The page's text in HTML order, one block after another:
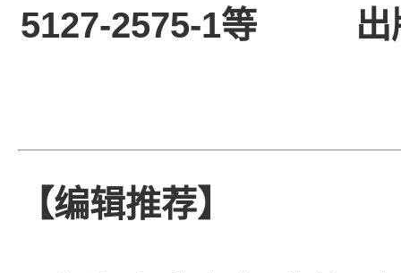
5127-2575-1等
【编辑推荐】